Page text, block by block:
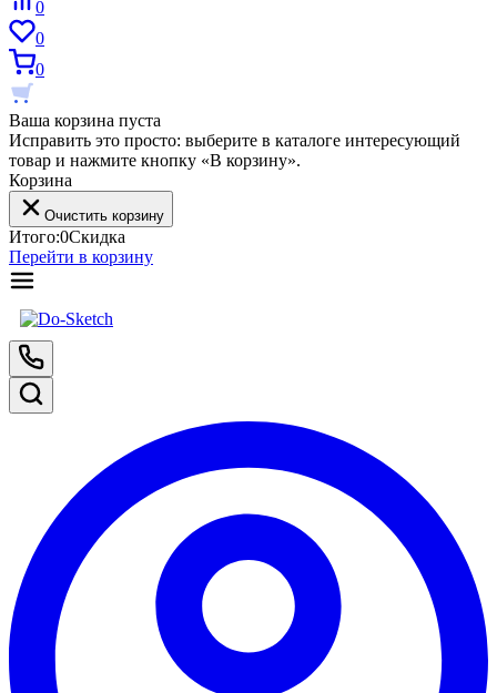
0
0
0
Ваша корзина пуста
Исправить это просто: выберите в каталоге интересующий
товар и нажмите кнопку «В корзину».
Корзина
Очистить корзину
Итого:0Скидка
Перейти в корзину